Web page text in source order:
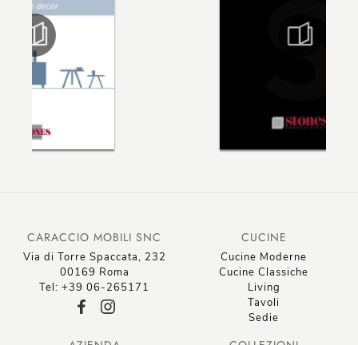
CARACCIO MOBILI SNC
Via di Torre Spaccata, 232
00169 Roma
Tel: +39 06-265171
CUCINE
Cucine Moderne
Cucine Classiche
Living
Tavoli
Sedie